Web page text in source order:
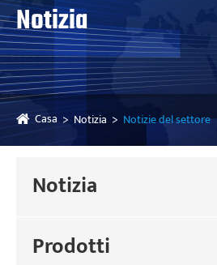
Notizia
Casa Notizia Notizie del settore
Notizia
Prodotti